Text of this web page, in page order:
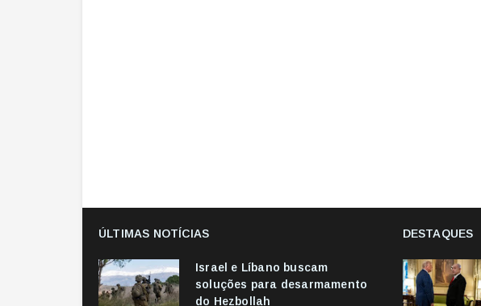
ÚLTIMAS NOTÍCIAS
Israel e Líbano buscam
soluções para desarmamento
do Hezbollah
DESTAQUES